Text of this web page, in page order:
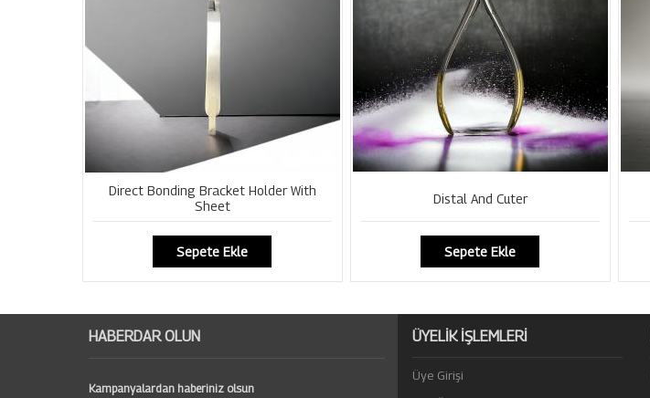
Direct Bonding Bracket Holder With
Sheet
Sepete Ekle
Distal And Cuter
Sepete Ekle
HABERDAR OLUN
Kampanyalardan haberiniz olsun
ÜYELİK İŞLEMLERİ
Üye Girişi